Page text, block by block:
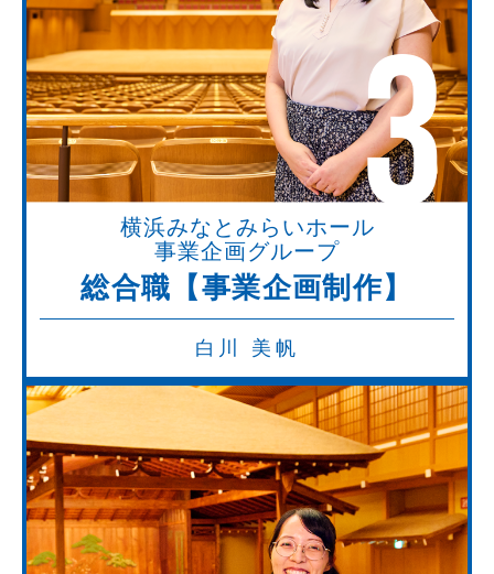
3
横浜みなとみらいホール
事業企画グループ
総合職【事業企画制作】
白川 美帆